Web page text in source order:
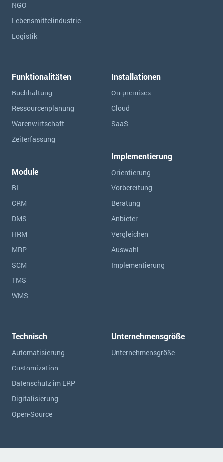
NGO
Lebensmittelindustrie
Logistik
Funktionalitäten
Buchhaltung
Ressourcen­planung
Warenwirtschaft
Zeiterfassung
Module
BI
CRM
DMS
HRM
MRP
SCM
TMS
WMS
Installationen
On-premises
Cloud
SaaS
Implementierung
Orientierung
Vorbereitung
Beratung
Anbieter
Vergleichen
Auswahl
Implementierung
Technisch
Automatisierung
Customization
Datenschutz im ERP
Digitalisierung
Open-Source
Unternehmensgröße
Unternehmensgröße